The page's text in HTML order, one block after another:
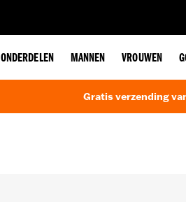
ONDERDELEN MANNEN VROUWEN
Gratis verzending